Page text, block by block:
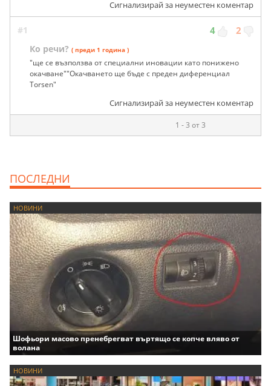
Сигнализирай за неуместен коментар
#1 4 2
Ко речи? ( преди 1 година )
"ще се възползва от специални иновации като понижено
окачване""Окачването ще бъде с преден диференциал
Torsen"
Сигнализирай за неуместен коментар
1 - 3 от 3
ПОСЛЕДНИ
НОВИНИ
Шофьори масово пренебрегват въртящо се копче вляво от
волана
НОВИНИ